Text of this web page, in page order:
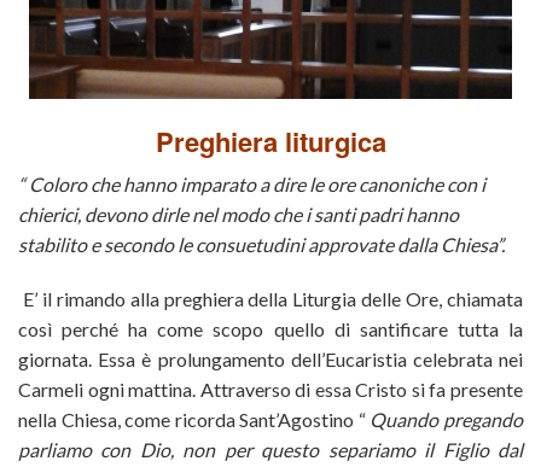
Preghiera liturgica
“ Coloro che hanno imparato a dire le ore canoniche con i
chierici, devono dirle nel modo che i santi padri hanno
stabilito e secondo le consuetudini approvate dalla Chiesa”.
E’ il rimando alla preghiera della Liturgia delle Ore, chiamata
così perché ha come scopo quello di santificare tutta la
giornata. Essa è prolungamento dell’Eucaristia celebrata nei
Carmeli ogni mattina. Attraverso di essa Cristo si fa presente
nella Chiesa, come ricorda Sant’Agostino “ Quando pregando
parliamo con Dio, non per questo separiamo il Figlio dal